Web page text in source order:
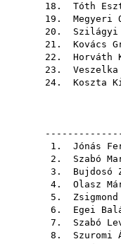
18. Tóth
19. Megyeri
20. Szilágyi
21. Kovács
22. Horváth
23. Veszelka
24. Koszta
1. Jónás
2. Szabó
3. Bujdosó
4. Olasz
5.
6. Egei
7. Szabó
8. Szuromi